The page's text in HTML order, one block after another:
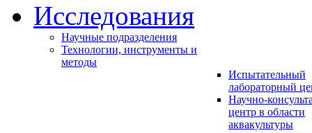
Исследования
Научные подразделения
Технологии, инструменты и
методы
Испытательный
лабораторный
Научно-
центр в области
аквакультуры